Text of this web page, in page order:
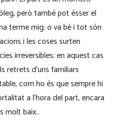
però també pot ésser el
terme mig: o va bé i tot són
i les coses surten
irreversibles; en aquest cas
retrets d’uns familiars
com ho és que sempre hi
a l’hora del part, encara
molt baix..